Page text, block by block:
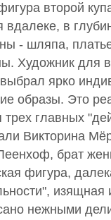
второй
вдалеке, в
- шляпа,
Художник для
ярко
образы. Это
главных
Викторина
брат
фигура,
изящная
нежными